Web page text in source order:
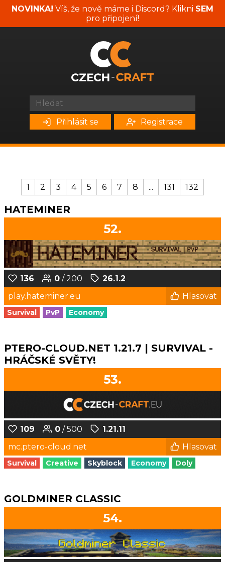
NOVINKA! Víš, že nově máme i Discord? Klikni SEM
pro připojení!
Přihlásit se Registrace
1 2 3 4 5 6 7 8 ... 131 132
HATEMINER
52.
136 0 / 200
26.1.2
play.hateminer.eu
Hlasovat
Survival PvP Economy
PTERO-CLOUD.NET 1.21.7 | SURVIVAL -
HRÁČSKÉ SVĚTY!
53.
109 0 / 500
1.21.11
mc.ptero-cloud.net
Hlasovat
Survival Creative Skyblock Economy Doly
GOLDMINER CLASSIC
54.